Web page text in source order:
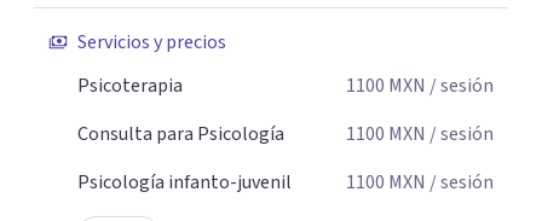
Servicios y precios
Psicoterapia
1100 MXN / sesión
Consulta para Psicología
1100 MXN / sesión
Psicología infanto-juvenil
1100 MXN / sesión